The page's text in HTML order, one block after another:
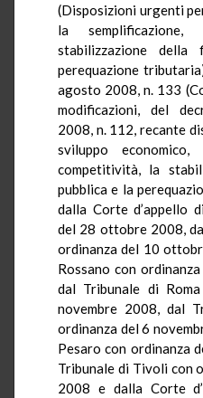
(Disposizioni urgenti
la
stabilizzazione
perequazione
agosto 2008, n. 133
modificazioni, del
2008, n. 112, recante
sviluppo
competitività, la
pubblica e la
dalla Corte d’appello
del 28 ottobre 2008,
ordinanza del 10
Rossano con
dal Tribunale di
novembre 2008, dal
ordinanza del 6
Pesaro con ordinanza
Tribunale di Tivoli con
2008 e dalla Corte